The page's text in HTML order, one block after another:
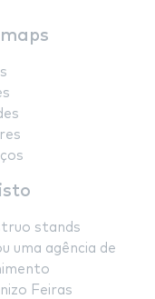
stands
uma agência de
Feiras